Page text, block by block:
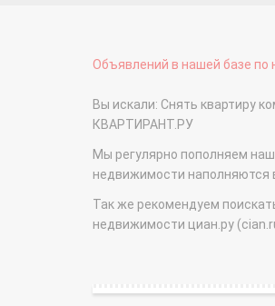
Объявлений в нашей базе по
Вы искали: Снять квартиру
КВАРТИРАНТ.РУ
Мы регулярно пополняем
недвижимости наполняются
Так же рекомендуем
недвижимости циан.ру